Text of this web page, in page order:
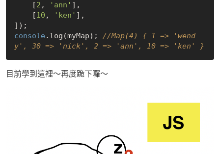
    [
2 , 'ann' ],
    [
10 , 'ken' ],
console .log(myMap); //Map(4) { 1 => 'wend
y', 30 => 'nick', 2 => 'ann', 10 => 'ken' }
目前學到這裡～再度跪下囉～